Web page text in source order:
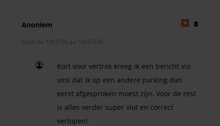
Anoniem 8
Garé du 1/07/26 au 12/07/26
Kort voor vertrek kreeg ik een bericht via
sms dat ik op een andere parking dan
eerst afgesproken moest zijn. Voor de rest
is alles verder super vlot en correct
verlopen!